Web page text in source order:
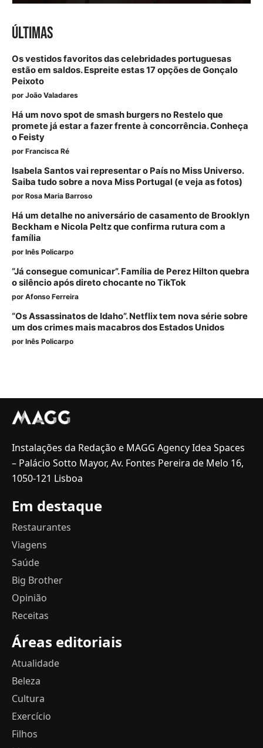
ÚLTIMAS
Os vestidos favoritos das celebridades portuguesas
estão em saldos. Espreite estas 17 opções de Gonçalo
Peixoto
por João Valadares
Há um novo spot de smash burgers no Restelo que
promete já estar a fazer frente à concorrência. Conheça
o Feisty
por Francisca Ré
Isabela Santos vai representar o País no Miss Universo.
Saiba tudo sobre a nova Miss Portugal (e veja as fotos)
por Rosa Maria Barroso
Há um detalhe no aniversário de casamento de Brooklyn
Beckham e Nicola Peltz que confirma rutura com a
família
por Inês Policarpo
“Já consegue comunicar”. Família de Perez Hilton quebra
o silêncio após direto chocante no TikTok
por Afonso Ferreira
“Os Assassinatos de Idaho”. Netflix tem nova série sobre
um dos crimes mais macabros dos Estados Unidos
por Inês Policarpo
Instalações da Redação e MAGG Agency Idea Spaces
– Palácio Sotto Mayor, Av. Fontes Pereira de Melo 16,
1050-121 Lisboa
Em destaque
Restaurantes
Viagens
Saúde
Big Brother
Opinião
Receitas
Áreas editoriais
Atualidade
Beleza
Cultura
Exercício
Filhos